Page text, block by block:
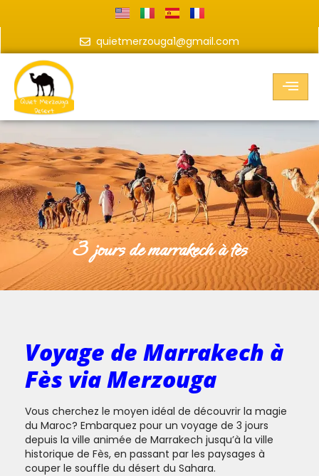
quietmerzouga1@gmail.com
3 jours de marrakech à fès
Voyage de Marrakech à
Fès via Merzouga
Vous cherchez le moyen idéal de découvrir la magie
du Maroc? Embarquez pour un voyage de 3 jours
depuis la ville animée de Marrakech jusqu’à la ville
historique de Fès, en passant par les paysages à
couper le souffle du désert du Sahara.